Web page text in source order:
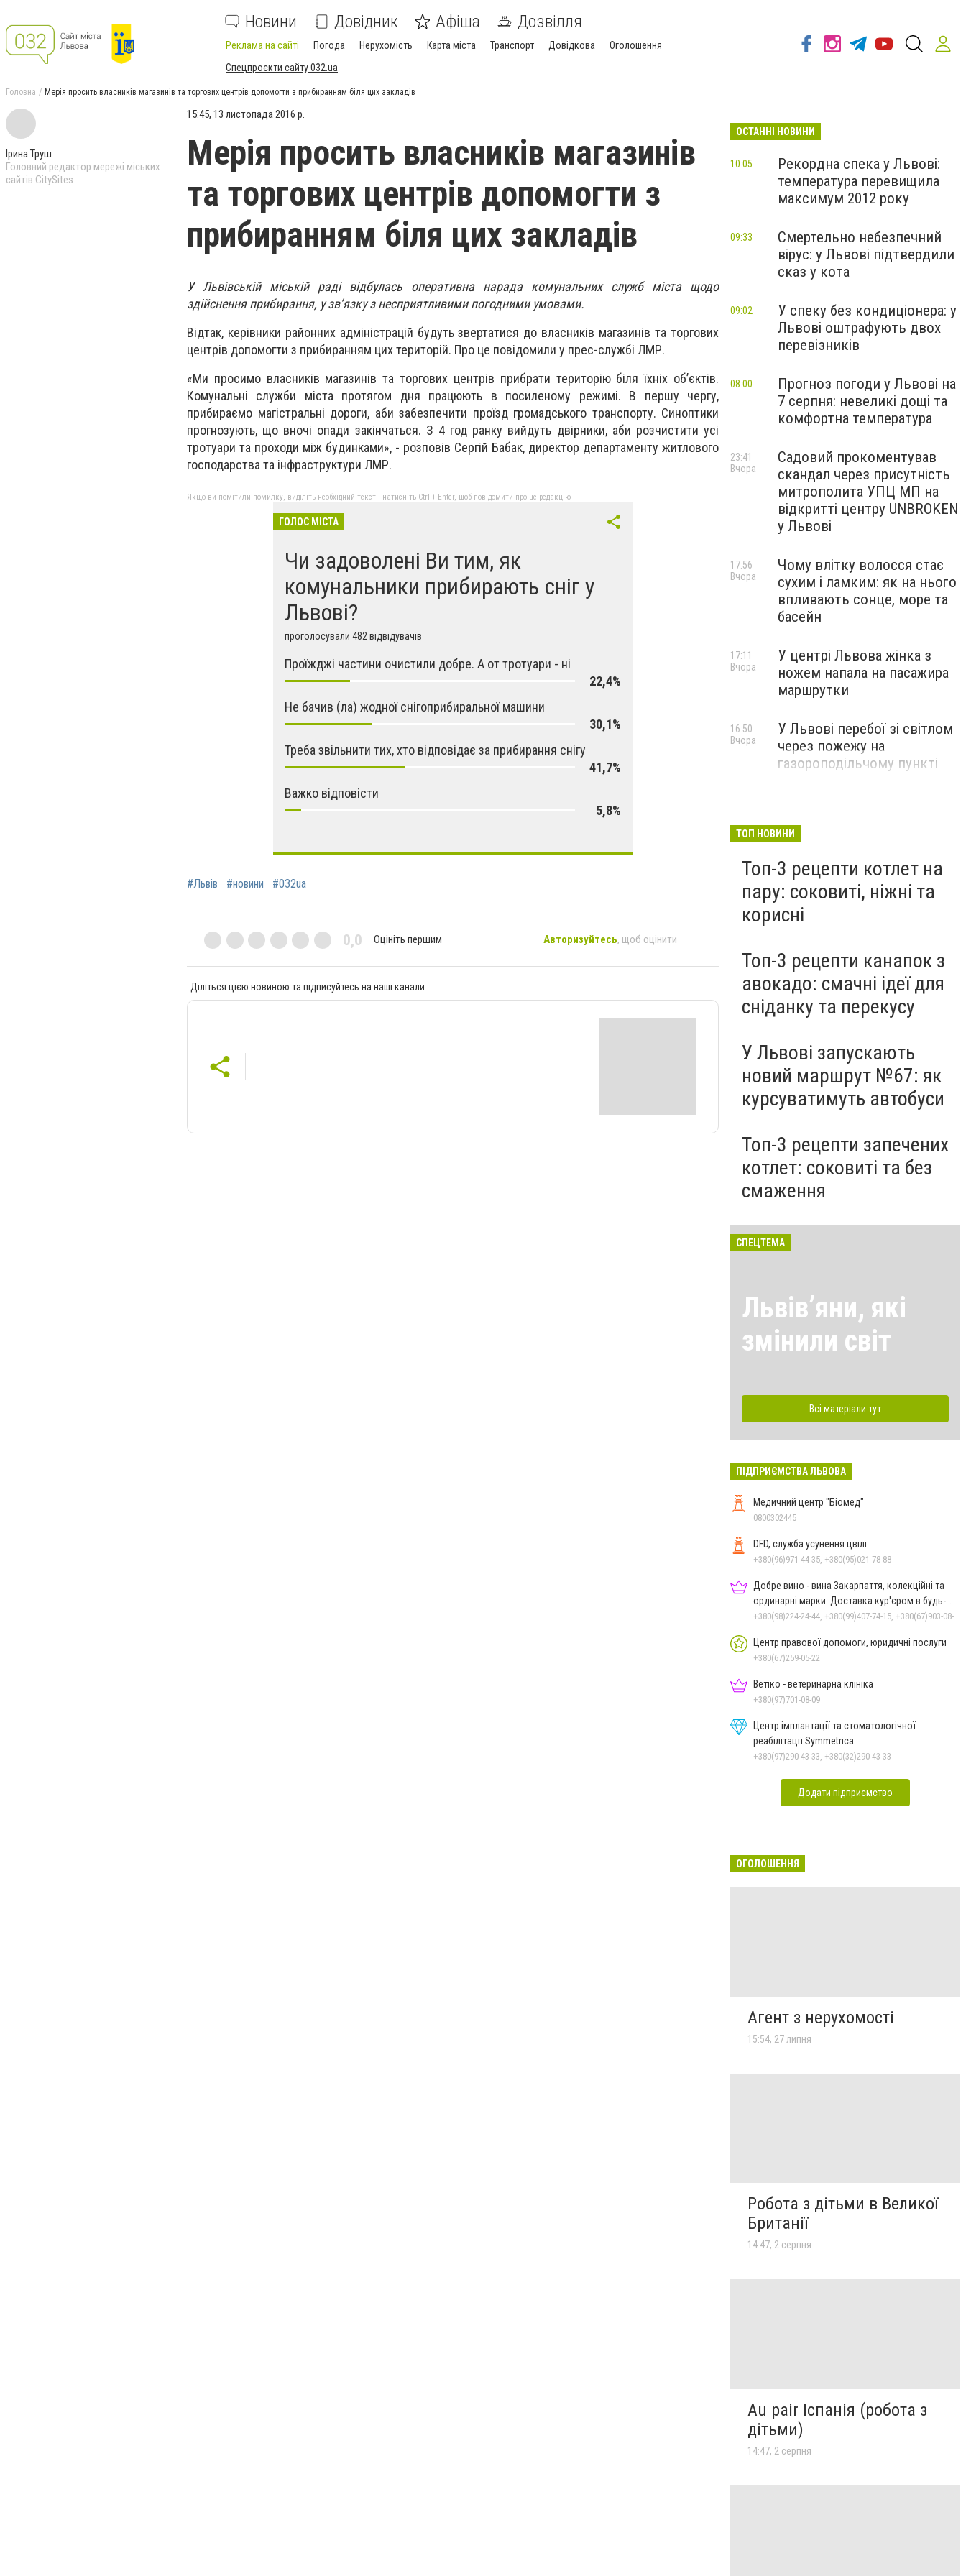
Новини Довідник Афіша Дозвілля
Реклама на сайті Погода Нерухомість Карта міста Транспорт Довідкова
Оголошення
Спецпроєкти сайту 032.ua
Головна Мерія просить власників магазинів та торгових центрів допомогти з прибиранням біля цих закладів
Ірина Труш
Головний редактор мережі міських
сайтів CitySites
15:45, 13 листопада 2016 р.
Мерія просить власників магазинів
та торгових центрів допомогти з
прибиранням біля цих закладів
У Львівській міській раді відбулась оперативна нарада комунальних служб міста щодо
здійснення прибирання, у зв’язку з несприятливими погодними умовами.
Відтак, керівники районних адміністрацій будуть звертатися до власників магазинів та торгових
центрів допомогти з прибиранням цих територій. Про це повідомили у прес-службі ЛМР.
«Ми просимо власників магазинів та торгових центрів прибрати територію біля їхніх об’єктів.
Комунальні служби міста протягом дня працюють в посиленому режимі. В першу чергу,
прибираємо магістральні дороги, аби забезпечити проїзд громадського транспорту. Синоптики
прогнозують, що вночі опади закінчаться. З 4 год ранку вийдуть двірники, аби розчистити усі
тротуари та проходи між будинками», - розповів Сергій Бабак, директор департаменту житлового
господарства та інфраструктури ЛМР.
Якщо ви помітили помилку, виділіть необхідний текст і натисніть Ctrl + Enter, щоб повідомити про це редакцію
ГОЛОС МІСТА
Чи задоволені Ви тим, як
комунальники прибирають сніг у
Львові?
проголосували 482 відвідувачів
Проїжджі частини очистили добре. А от тротуари - ні
22,4%
Не бачив (ла) жодної снігоприбиральної машини
30,1%
Треба звільнити тих, хто відповідає за прибирання снігу
41,7%
Важко відповісти
5,8%
#Львів #новини #032ua
0,0 Оцініть першим Авторизуйтесь, щоб оцінити
Діліться цією новиною та підписуйтесь на наші канали
ОСТАННІ НОВИНИ
Рекордна спека у Львові:
температура перевищила
максимум 2012 року
10:05
Смертельно небезпечний
вірус: у Львові підтвердили
сказ у кота
09:33
У спеку без кондиціонера: у
Львові оштрафують двох
перевізників
09:02
Прогноз погоди у Львові на
7 серпня: невеликі дощі та
комфортна температура
08:00
Садовий прокоментував
скандал через присутність
митрополита УПЦ МП на
відкритті центру UNBROKEN
у Львові
23:41
Вчора
Чому влітку волосся стає
сухим і ламким: як на нього
впливають сонце, море та
басейн
17:56
Вчора
У центрі Львова жінка з
ножем напала на пасажира
маршрутки
17:11
Вчора
У Львові перебої зі світлом
через пожежу на
газороподільчому пункті
16:50
Вчора
ТОП НОВИНИ
Топ-3 рецепти котлет на
пару: соковиті, ніжні та
корисні
Топ-3 рецепти канапок з
авокадо: смачні ідеї для
сніданку та перекусу
У Львові запускають
новий маршрут №67: як
курсуватимуть автобуси
Топ-3 рецепти запечених
котлет: соковиті та без
смаження
СПЕЦТЕМА
Львівʼяни, які
змінили світ
Всі матеріали тут
ПІДПРИЄМСТВА ЛЬВОВА
Медичний центр "Біомед"
0800302445
DFD, служба усунення цвілі
+380(96)971-44-35, +380(95)021-78-88
Добре вино - вина Закарпаття, колекційні та
ординарні марки. Доставка кур'єром в будь-
яке місто
Центр правової допомоги, юридичні послуги
+380(67)259-05-22
Ветіко - ветеринарна клініка
+380(97)701-08-09
Центр імплантації та стоматологічної
реабілітації Symmetrica
+380(97)290-43-33, +380(32)290-43-33
Додати підприємство
ОГОЛОШЕННЯ
Агент з нерухомості
15:54, 27 липня
Робота з дітьми в Великої
Британії
14:47, 2 серпня
Au pair Іспанія (робота з
дітьми)
14:47, 2 серпня